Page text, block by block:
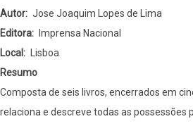
Africa
occidental
e
;
na
Autor
Jose Joaquim Lopes de Lima
Editora
Imprensa Nacional
Local
Lisboa
Resumo
Composta de seis livros, encerrados em
relaciona e descreve todas as possessões